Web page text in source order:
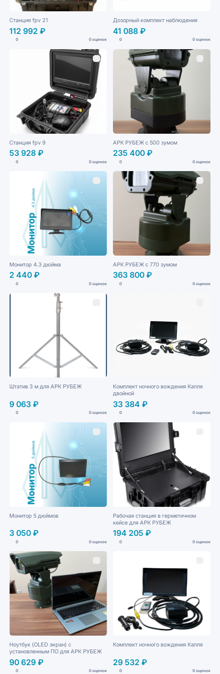
Станция fpv 21
112 992 ₽
0 0 оценок
Дозорный комплект наблюдения
41 088 ₽
0 0 оценок
Станция fpv 9
53 928 ₽
0 0 оценок
АРК РУБЕЖ с 500 зумом
235 400 ₽
0 0 оценок
Монитор 4.3 дюйма
2 440 ₽
0 0 оценок
АРК РУБЕЖ с 770 зумом
363 800 ₽
0 0 оценок
Штатив 3 м для АРК РУБЕЖ
9 063 ₽
0 0 оценок
Комплект ночного вождения Капля
двойной
33 384 ₽
0 0 оценок
Монитор 5 дюймов
3 050 ₽
0 0 оценок
Рабочая станция в герметичном
кейсе для АРК РУБЕЖ
194 205 ₽
0 0 оценок
Ноутбук (OLED экран) с
установленным ПО для АРК РУБЕЖ
90 629 ₽
0 0 оценок
Комплект ночного вождения Капля
29 532 ₽
0 0 оценок